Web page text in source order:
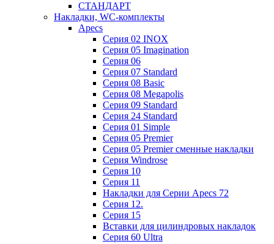
СТАНДАРТ
Накладки, WC-комплекты
Apecs
Cерия 02 INOX
Cерия 05 Imagination
Cерия 06
Cерия 07 Standard
Cерия 08 Basic
Cерия 08 Megapolis
Cерия 09 Standard
Cерия 24 Standard
Серия 01 Simple
Серия 05 Premier
Серия 05 Premier сменные накладки
Cерия Windrose
Серия 10
Серия 11
Накладки для Серии Apecs 72
Серия 12.
Серия 15
Вставки для цилиндровых накладок
Серия 60 Ultra